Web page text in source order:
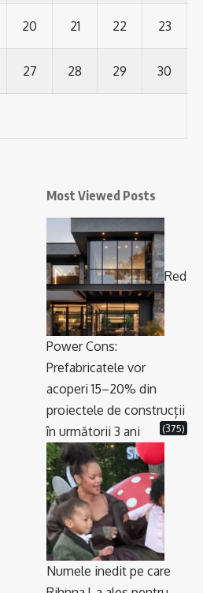
20 21 22 23
27 28 29 30
Most Viewed Posts
Red
Power Cons:
Prefabricatele vor
acoperi 15–20% din
proiectele de construcții
în următorii 3 ani
(375)
Numele inedit pe care